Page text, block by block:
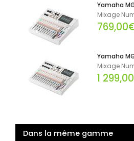
Yamaha
Mixage
Yamaha
Mixage
1
Dans la même gamme